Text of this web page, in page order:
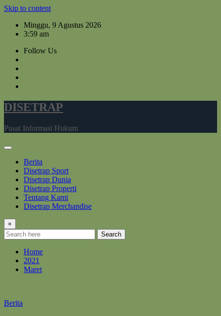
Skip to content
Minggu, 9 Agustus 2026
3:59 am
Follow Us
DISETRAP
Pusat Informasi Hukum
Berita
Disetrap Sport
Disetrap Dunia
Disetrap Properti
Tentang Kami
Disetrap Merchandise
×
Search
Home
2021
Maret
Berita